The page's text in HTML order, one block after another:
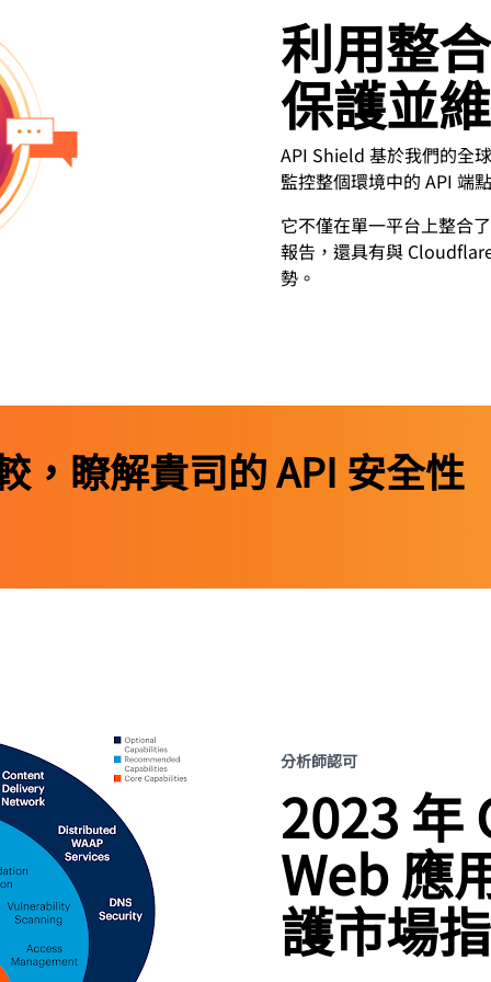
利用整
保護並
API Shield 基於我們的全
監控整個環境中的 API 端
它不僅在單一平台上整合
報告，還具有與
勢。
，瞭解貴司的 API 安全性
分析師認可
2023 年
Web 應
護市場